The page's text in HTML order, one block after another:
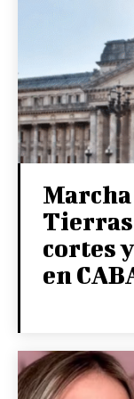
cortes
en